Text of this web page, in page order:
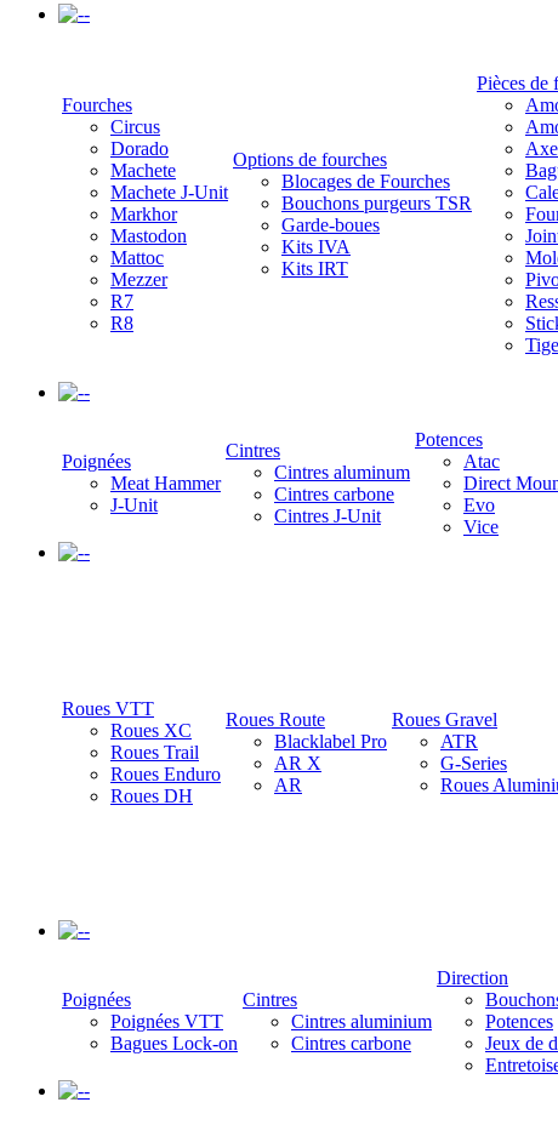
-
Fourches
Circus
Dorado
Machete
Machete J-Unit
Markhor
Mastodon
Mattoc
Mezzer
R7
R8
Options de fourches
Blocages de Fourches
Bouchons purgeurs TSR
Garde-boues
Kits IVA
Kits IRT
Pièces de
-
Poignées
Meat Hammer
J-Unit
Cintres
Cintres aluminum
Cintres carbone
Cintres J-Unit
Potences
Atac
Direct
Evo
Vice
-
Roues VTT
Roues XC
Roues Trail
Roues Enduro
Roues DH
Roues Route
Blacklabel Pro
AR X
AR
Roues Gravel
ATR
G-Series
Roues
-
Poignées
Poignées VTT
Bagues Lock-on
Cintres
Cintres aluminium
Cintres carbone
Direction
Potences
Jeux de
-